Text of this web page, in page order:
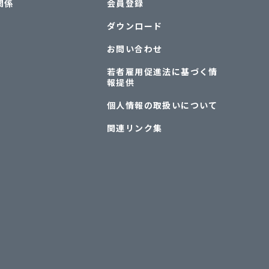
係
会員登録
ダウンロード
お問い合わせ
若者雇用促進法に基づく情
報提供
個人情報の取扱いについて
関連リンク集